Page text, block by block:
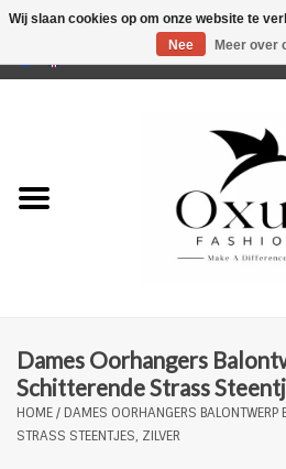
Merken
Dames Oorhangers
Schitterende Strass
HOME/ DAMES OORHANGERS BALONTWERP
STRASS STEENTJES, ZILVER
Wij slaan cookies op om onze website te
Nee
Meer over